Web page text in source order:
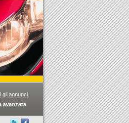
gli annunci
avanzata